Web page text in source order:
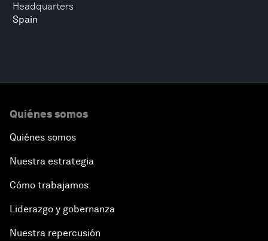
Headquarters
Spain
Quiénes somos
Quiénes somos
Nuestra estrategia
Cómo trabajamos
Liderazgo y gobernanza
Nuestra repercusión